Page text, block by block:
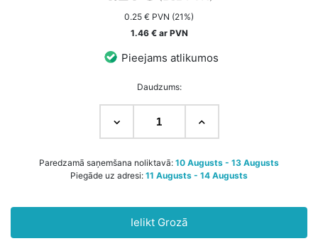
0.25 € PVN (21%)
1.46 € ar PVN
Pieejams atlikumos
Daudzums:
Paredzamā saņemšana noliktavā: 10 Augusts - 13 Augusts
Piegāde uz adresi: 11 Augusts - 14 Augusts
Ielikt Grozā